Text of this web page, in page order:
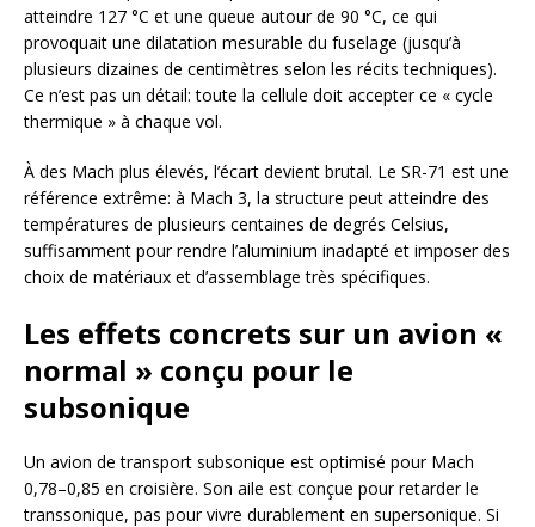
atteindre 127 °C et une queue autour de 90 °C, ce qui
provoquait une dilatation mesurable du fuselage (jusqu’à
plusieurs dizaines de centimètres selon les récits techniques).
Ce n’est pas un détail: toute la cellule doit accepter ce « cycle
thermique » à chaque vol.
À des Mach plus élevés, l’écart devient brutal. Le SR-71 est une
référence extrême: à Mach 3, la structure peut atteindre des
températures de plusieurs centaines de degrés Celsius,
suffisamment pour rendre l’aluminium inadapté et imposer des
choix de matériaux et d’assemblage très spécifiques.
Les effets concrets sur un avion «
normal » conçu pour le
subsonique
Un avion de transport subsonique est optimisé pour Mach
0,78–0,85 en croisière. Son aile est conçue pour retarder le
transsonique, pas pour vivre durablement en supersonique. Si